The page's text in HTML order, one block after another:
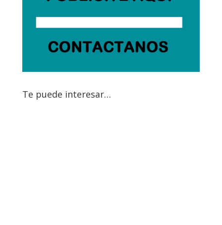
Te puede interesar…